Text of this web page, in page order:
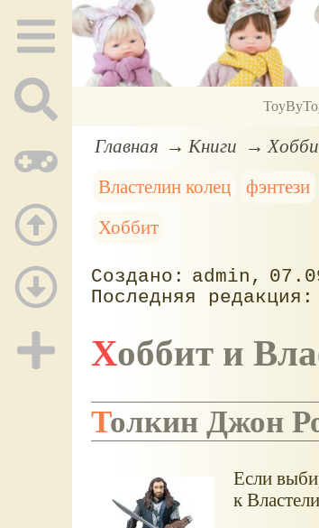
Главная Книги
Властелин колец
фэнтези
Хоббит
admin
Хоббит и
Толкин Джон
Если
к